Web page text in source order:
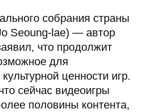
собрания страны
Seoung-lae) — автор
что продолжит
для
ценности игр.
сейчас видеоигры
половины контента,